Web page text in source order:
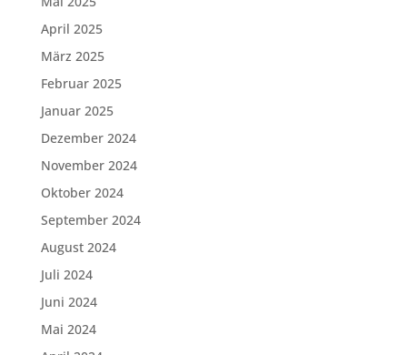
April 2025
März 2025
Februar 2025
Januar 2025
Dezember 2024
November 2024
Oktober 2024
September 2024
August 2024
Juli 2024
Juni 2024
Mai 2024